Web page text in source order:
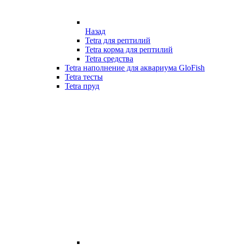
Назад
Tetra для рептилий
Tetra корма для рептилий
Tetra средства
Tetra наполнение для аквариума GloFish
Tetra тесты
Tetra пруд